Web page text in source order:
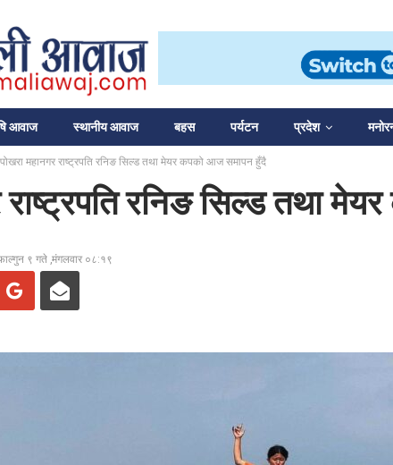
आवाज स्थानीय आवाज बहस पर्यटन प्रदेश
पोखरा महानगर राष्ट्रपति रनिङ सिल्ड तथा मेयर कपको आज समापन हुँदै
राष्ट्रपति रनिङ सिल्ड तथा
९ गते ,मंगलवार ०८:१९